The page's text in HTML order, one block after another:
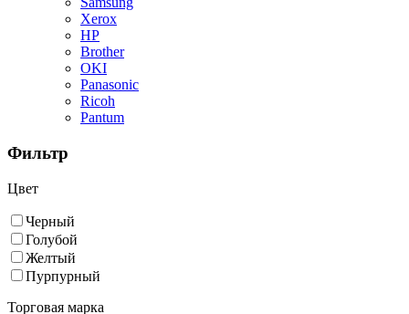
Xerox
HP
Brother
OKI
Panasonic
Ricoh
Pantum
Фильтр
Цвет
Черный
Голубой
Желтый
Пурпурный
Торговая марка